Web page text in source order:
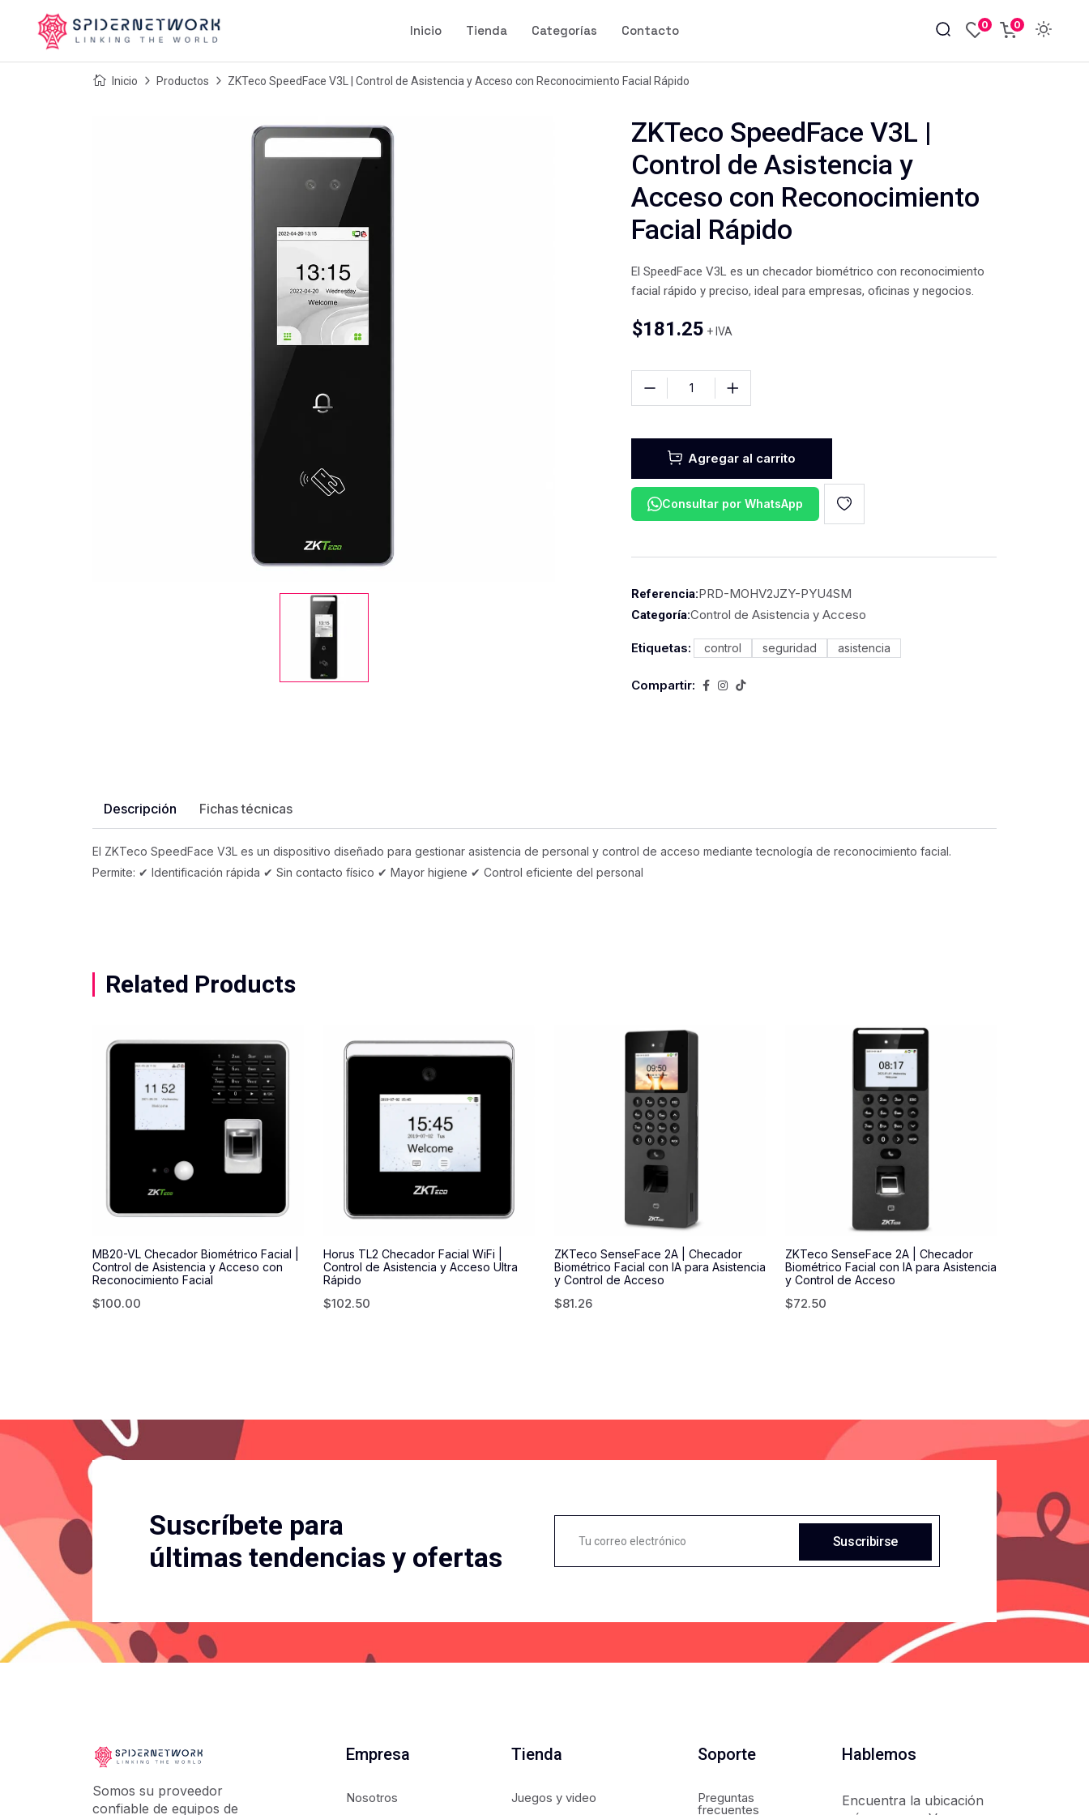
Inicio Tienda Categorías Contacto 0 0
Inicio Productos ZKTeco SpeedFace V3L | Control de Asistencia y Acceso con Reconocimiento Facial Rápido
ZKTeco SpeedFace V3L |
Control de Asistencia y
Acceso con Reconocimiento
Facial Rápido
El SpeedFace V3L es un checador biométrico con reconocimiento
facial rápido y preciso, ideal para empresas, oficinas y negocios.
$181.25 + IVA
Agregar al carrito
Consultar por WhatsApp
Referencia:PRD-MOHV2JZY-PYU4SM
Categoría:Control de Asistencia y Acceso
Etiquetas: control seguridad asistencia
Compartir:
Descripción Fichas técnicas
El ZKTeco SpeedFace V3L es un dispositivo diseñado para gestionar asistencia de personal y control de acceso mediante tecnología de reconocimiento facial.
Permite: ✔ Identificación rápida ✔ Sin contacto físico ✔ Mayor higiene ✔ Control eficiente del personal
Related Products
MB20-VL Checador Biométrico Facial |
Control de Asistencia y Acceso con
Reconocimiento Facial
$100.00
Horus TL2 Checador Facial WiFi |
Control de Asistencia y Acceso Ultra
Rápido
$102.50
ZKTeco SenseFace 2A | Checador
Biométrico Facial con IA para Asistencia
y Control de Acceso
$81.26
ZKTeco SenseFace 2A | Checador
Biométrico Facial con IA para Asistencia
y Control de Acceso
$72.50
Suscríbete para
últimas tendencias y ofertas
Suscribirse
Somos su proveedor
confiable de equipos de
Empresa
Nosotros
Tienda
Juegos y video
Soporte
Preguntas
frecuentes
Hablemos
Encuentra la ubicación